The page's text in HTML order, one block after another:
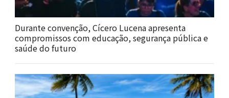
Durante convenção, Cícero Lucena apresenta
compromissos com educação, segurança pública e
saúde do futuro